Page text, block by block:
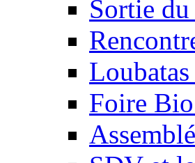
Sortie
Foire